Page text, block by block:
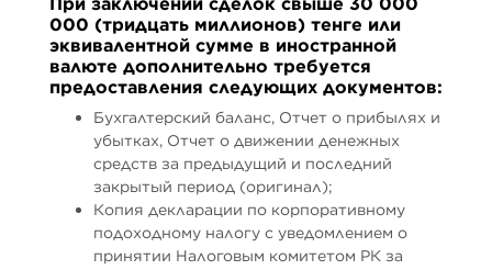
000 (тридцать миллионов) тенге или
эквивалентной сумме в иностранной
валюте дополнительно требуется
предоставления следующих документов:
Бухгалтерский баланс, Отчет о прибылях и
убытках, Отчет о движении денежных
средств за предыдущий и последний
закрытый период (оригинал);
Копия декларации по корпоративному
подоходному налогу с уведомлением о
принятии Налоговым комитетом РК за